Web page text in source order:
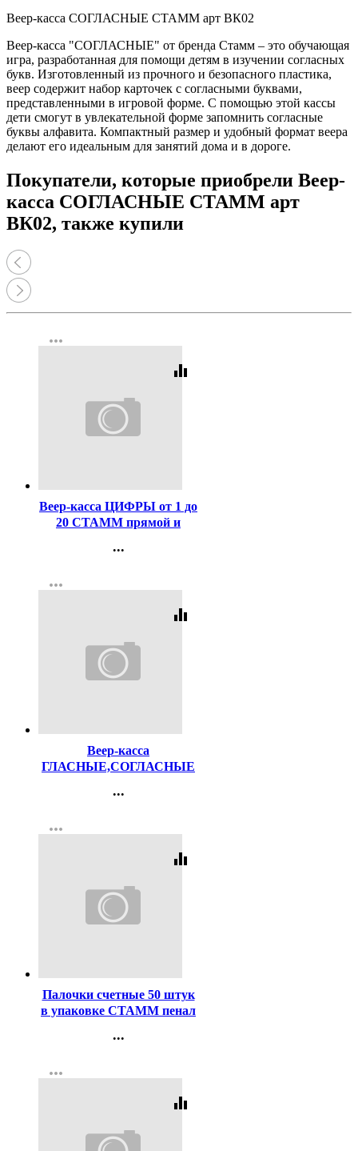
Веер-касса СОГЛАСНЫЕ СТАММ арт ВК02
Веер-касса "СОГЛАСНЫЕ" от бренда Стамм – это обучающая
игра, разработанная для помощи детям в изучении согласных
букв. Изготовленный из прочного и безопасного пластика,
веер содержит набор карточек с согласными буквами,
представленными в игровой форме. С помощью этой кассы
дети смогут в увлекательной форме запомнить согласные
буквы алфавита. Компактный размер и удобный формат веера
делают его идеальным для занятий дома и в дороге.
Покупатели, которые приобрели Веер-
касса СОГЛАСНЫЕ СТАММ арт
ВК02, также купили
more_horiz
equalizer
Веер-касса ЦИФРЫ от 1 до
20 СТАММ прямой и
...
Регистрация
more_horiz
equalizer
Веер-касса
ГЛАСНЫЕ,СОГЛАСНЫЕ
...
Регистрация
more_horiz
equalizer
Палочки счетные 50 штук
в упаковке СТАММ пенал
...
Регистрация
more_horiz
equalizer